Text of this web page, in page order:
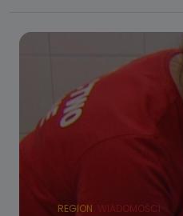
REGION WIADOMOŚCI